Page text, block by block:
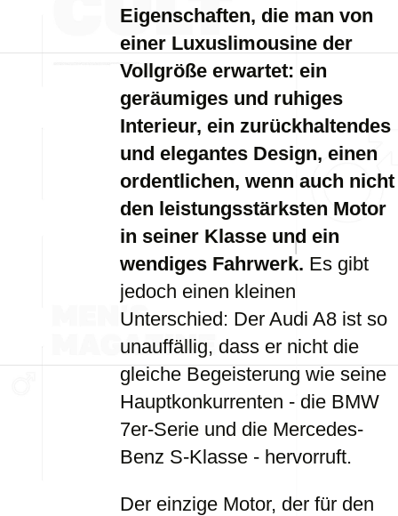
Eigenschaften, die man von
einer Luxuslimousine der
Vollgröße erwartet: ein
geräumiges und ruhiges
Interieur, ein zurückhaltendes
und elegantes Design, einen
ordentlichen, wenn auch nicht
den leistungsstärksten Motor
in seiner Klasse und ein
wendiges Fahrwerk. Es gibt
jedoch einen kleinen
Unterschied: Der Audi A8 ist so
unauffällig, dass er nicht die
gleiche Begeisterung wie seine
Hauptkonkurrenten - die BMW
7er-Serie und die Mercedes-
Benz S-Klasse - hervorruft.
Der einzige Motor, der für den